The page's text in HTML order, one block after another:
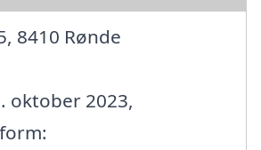
8410 Rønde
oktober 2023,